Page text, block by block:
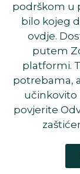
podrškom u
bilo kojeg
ovdje.
putem
platformi.
potrebama,
učinkovito
povjerite